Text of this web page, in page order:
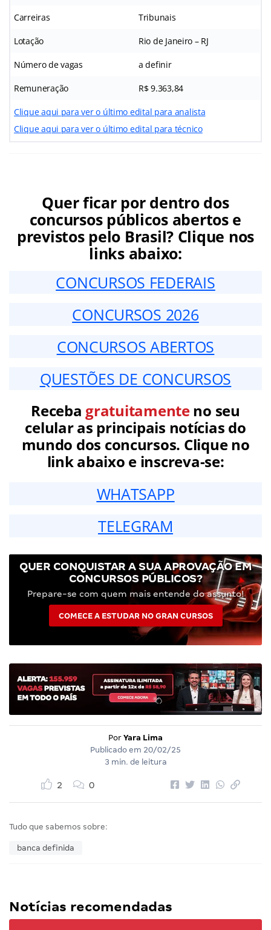
Carreiras Tribunais
Lotação Rio de Janeiro – RJ
Número de vagas a definir
Remuneração R$ 9.363,84
Clique aqui para ver o último edital para analista
Clique aqui para ver o último edital para técnico
Quer ficar por dentro dos
concursos públicos abertos e
previstos pelo Brasil? Clique nos
links abaixo:
CONCURSOS FEDERAIS
CONCURSOS 2026
CONCURSOS ABERTOS
QUESTÕES DE CONCURSOS
Receba gratuitamenteno seu
celular as principais notícias do
mundo dos concursos. Clique no
link abaixo e inscreva-se:
WHATSAPP
TELEGRAM
QUER CONQUISTAR A SUA APROVAÇÃO EM
CONCURSOS PÚBLICOS?
Prepare-se com quem mais entende do assunto!
COMECE A ESTUDAR NO GRAN CURSOS
Por Yara Lima
Publicado em 20/02/25
3 min. de leitura
2 0
Tudo que sabemos sobre:
banca definida
Notícias recomendadas